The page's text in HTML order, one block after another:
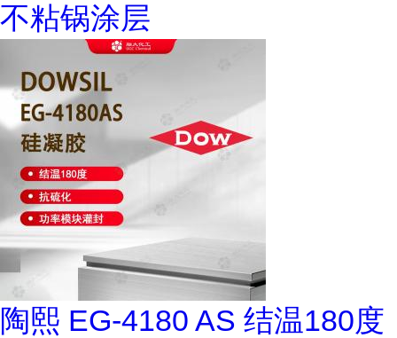
不粘锅涂层
陶熙 EG-4180 AS 结温180度